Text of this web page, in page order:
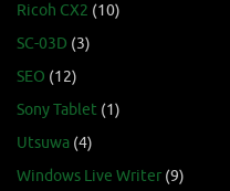
Ricoh CX2 (10)
SC-03D (3)
SEO (12)
Sony Tablet (1)
Utsuwa (4)
Windows Live Writer (9)